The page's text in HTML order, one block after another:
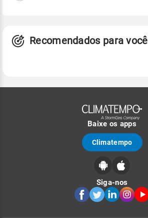
Recomendados para você
Baixe os apps
Climatempo
Siga-nos